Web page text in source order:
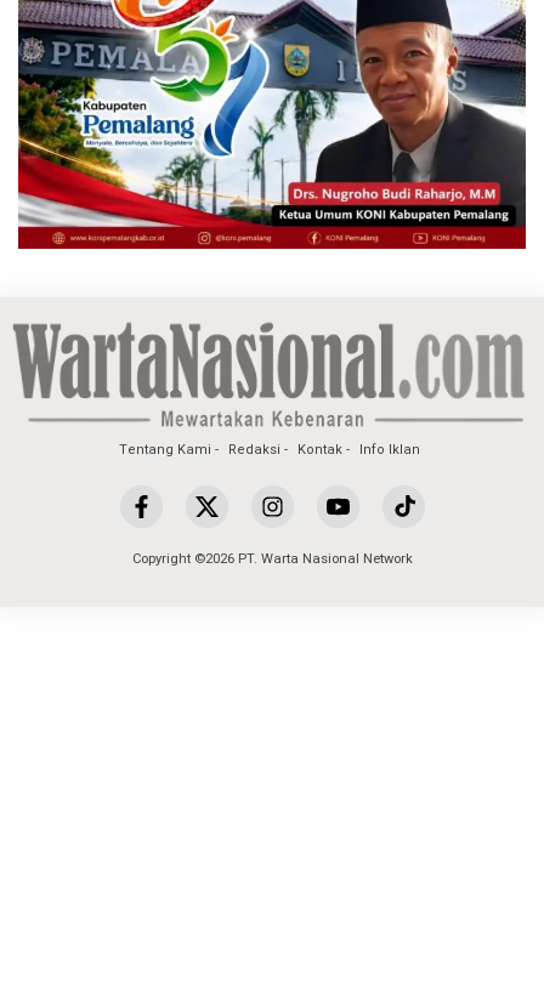
Tentang Kami Redaksi Kontak Info Iklan
Copyright ©2026 PT. Warta Nasional Network